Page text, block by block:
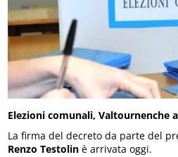
Elezioni comunali, Valtournenche
La firma del decreto da parte del
Renzo Testolin è arrivata oggi.